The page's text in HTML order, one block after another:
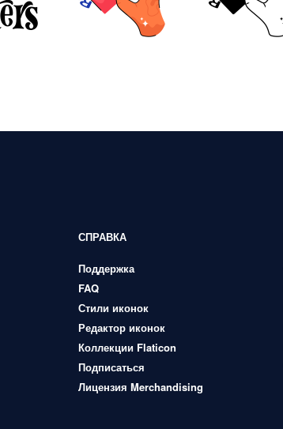
СПРАВКА
Поддержка
FAQ
Стили иконок
Редактор иконок
Коллекции Flaticon
Подписаться
Лицензия Merchandising